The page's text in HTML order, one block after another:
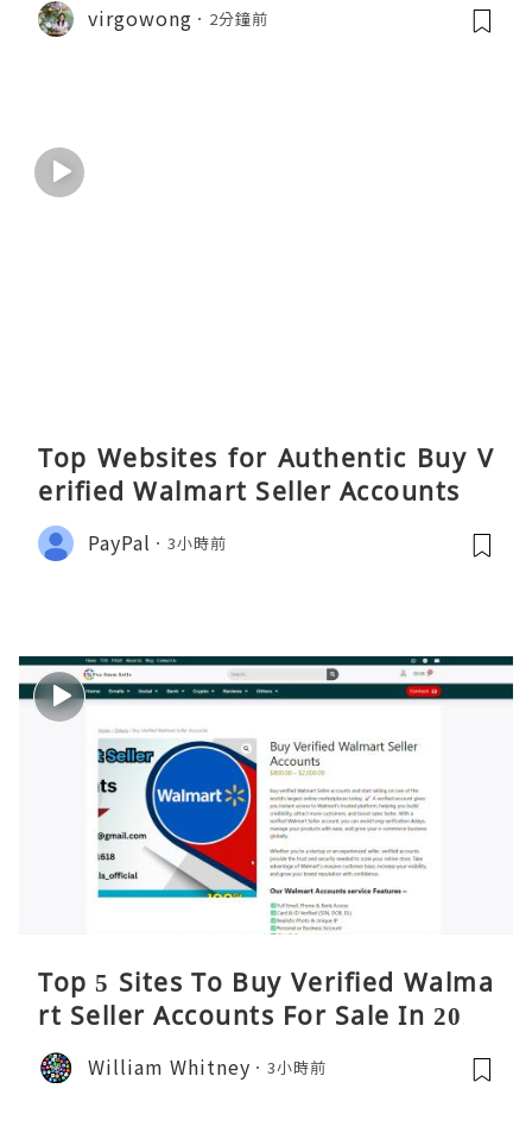
virgowong 2分鐘前
Top Websites for Authentic Buy V
erified Walmart Seller Accounts
PayPal 3小時前
Top 5 Sites To Buy Verified Walma
rt Seller Accounts For Sale In 2026
William Whitney 3小時前